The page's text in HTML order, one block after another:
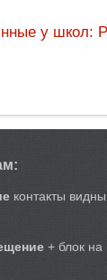
у школ:
контакты видны
+ блок на